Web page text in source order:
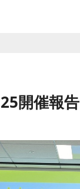
開催報告